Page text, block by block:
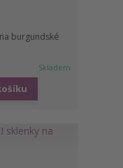
burgundské
Skladem